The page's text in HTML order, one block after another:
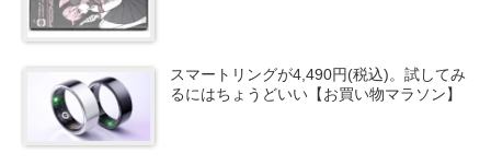
スマートリングが4,490円(税込)。試してみ
るにはちょうどいい【お買い物マラソン】